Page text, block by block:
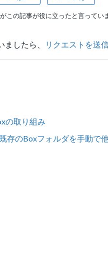
この記事が役に立ったと言ってい
したら、 リクエストを送
の取り組み
存のBoxフォルダを手動